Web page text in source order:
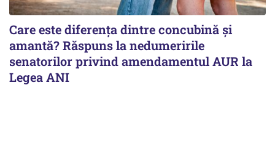
Care este diferența dintre concubină și
amantă? Răspuns la nedumeririle
senatorilor privind amendamentul AUR la
Legea ANI